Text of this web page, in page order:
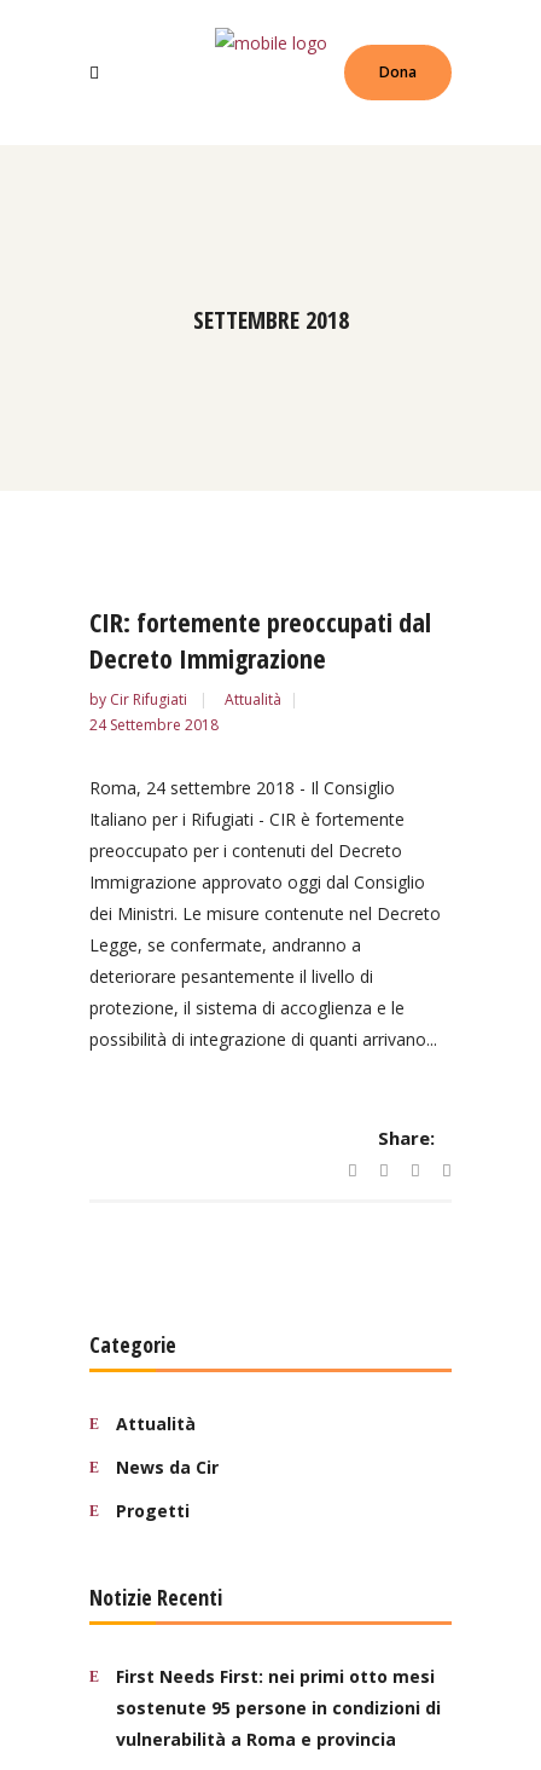
Dona
SETTEMBRE 2018
CIR: fortemente preoccupati dal
Decreto Immigrazione
by Cir Rifugiati
Attualità
24 Settembre 2018
Roma, 24 settembre 2018 - Il Consiglio
Italiano per i Rifugiati - CIR è fortemente
preoccupato per i contenuti del Decreto
Immigrazione approvato oggi dal Consiglio
dei Ministri. Le misure contenute nel Decreto
Legge, se confermate, andranno a
deteriorare pesantemente il livello di
protezione, il sistema di accoglienza e le
possibilità di integrazione di quanti arrivano...
Share:
Categorie
Attualità
News da Cir
Progetti
Notizie Recenti
First Needs First: nei primi otto mesi
sostenute 95 persone in condizioni di
vulnerabilità a Roma e provincia